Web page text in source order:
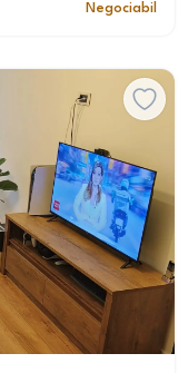
Negociabil